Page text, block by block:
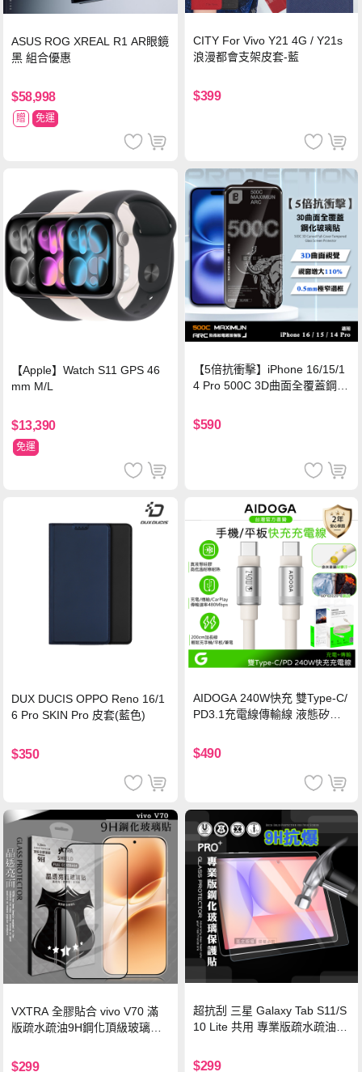
ASUS ROG XREAL R1 AR眼鏡
黑 組合優惠
$58,998
贈 免運
CITY For Vivo Y21 4G / Y21s
浪漫都會支架皮套-藍
$399
【Apple】Watch S11 GPS 46
mm M/L
$13,390
免運
【5倍抗衝擊】iPhone 16/15/1
4 Pro 500C 3D曲面全覆蓋鋼化
保護貼
$590
DUX DUCIS OPPO Reno 16/1
6 Pro SKIN Pro 皮套(藍色)
$350
AIDOGA 240W快充 雙Type-C/
PD3.1充電線傳輸線 液態矽膠
機/平板/筆電
$490
VXTRA 全膠貼合 vivo V70 滿
版疏水疏油9H鋼化頂級玻璃貼
$299
超抗刮 三星 Galaxy Tab S11/S
10 Lite 共用 專業版疏水疏油9
$299